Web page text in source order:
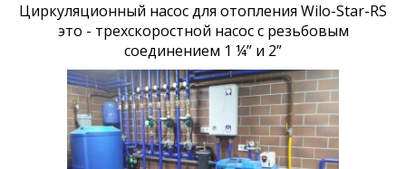
Циркуляционный насос для отопления Wilo-Star-RS
это - трехскоростной насос с резьбовым
соединением 1 ¼” и 2”